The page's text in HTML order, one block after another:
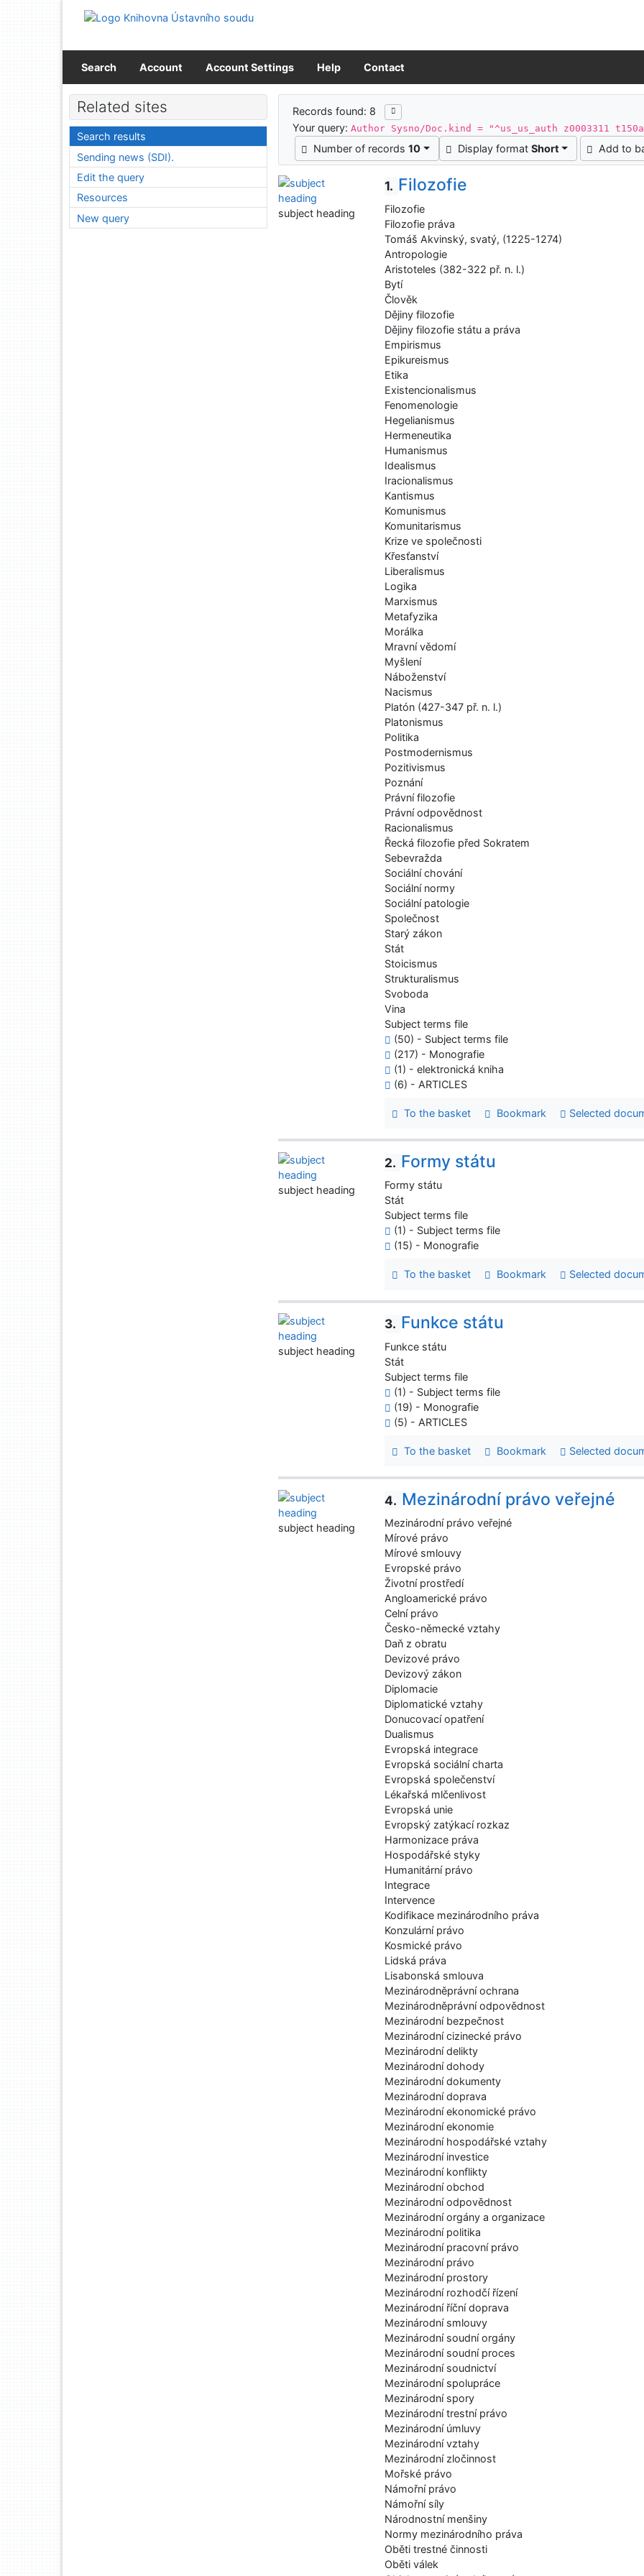
Go to menu
Search Account Account Settings Help Contact
Search results
Records found: 8
Your query:Author Sysno/Doc.kind = "^us_us_auth z0003311
Number of records10 Display format Short Add to
1. Filozofie
Filozofie
Filozofie práva
Tomáš Akvinský, svatý, (1225-1274)
Antropologie
Aristoteles (382-322 př. n. l.)
Bytí
Člověk
Dějiny filozofie
Dějiny filozofie státu a práva
Empirismus
Epikureismus
Etika
Existencionalismus
Fenomenologie
Hegelianismus
Hermeneutika
Humanismus
Idealismus
Iracionalismus
Kantismus
Komunismus
Komunitarismus
Krize ve společnosti
Křesťanství
Liberalismus
Logika
Marxismus
Metafyzika
Morálka
Mravní vědomí
Myšlení
Náboženství
Nacismus
Platón (427-347 př. n. l.)
Platonismus
Politika
Postmodernismus
Pozitivismus
Poznání
Právní filozofie
Právní odpovědnost
Racionalismus
Řecká filozofie před Sokratem
Sebevražda
Sociální chování
Sociální normy
Sociální patologie
Společnost
Starý zákon
Stát
Stoicismus
Strukturalismus
Svoboda
Vina
Subject terms file
(50) - Subject terms file
(217) - Monografie
(1) - elektronická kniha
(6) - ARTICLES
To the basket Bookmark Selected
subject heading
2. Formy státu
Formy státu
Stát
Subject terms file
(1) - Subject terms file
(15) - Monografie
To the basket Bookmark Selected
subject heading
3. Funkce státu
Funkce státu
Stát
Subject terms file
(1) - Subject terms file
(19) - Monografie
(5) - ARTICLES
To the basket Bookmark Selected
subject heading
4. Mezinárodní právo veřejné
Mezinárodní právo veřejné
Mírové právo
Mírové smlouvy
Evropské právo
Životní prostředí
Angloamerické právo
Celní právo
Česko-německé vztahy
Daň z obratu
Devizové právo
Devizový zákon
Diplomacie
Diplomatické vztahy
Donucovací opatření
Dualismus
Evropská integrace
Evropská sociální charta
Evropská společenství
Lékařská mlčenlivost
Evropská unie
Evropský zatýkací rozkaz
Harmonizace práva
Hospodářské styky
Humanitární právo
Integrace
Intervence
Kodifikace mezinárodního práva
Konzulární právo
Kosmické právo
Lidská práva
Lisabonská smlouva
Mezinárodněprávní ochrana
Mezinárodněprávní odpovědnost
Mezinárodní bezpečnost
Mezinárodní cizinecké právo
Mezinárodní delikty
Mezinárodní dohody
Mezinárodní dokumenty
Mezinárodní doprava
Mezinárodní ekonomické právo
Mezinárodní ekonomie
Mezinárodní hospodářské vztahy
Mezinárodní investice
Mezinárodní konflikty
Mezinárodní obchod
Mezinárodní odpovědnost
Mezinárodní orgány a organizace
Mezinárodní politika
Mezinárodní pracovní právo
Mezinárodní právo
Mezinárodní prostory
Mezinárodní rozhodčí řízení
Mezinárodní říční doprava
Mezinárodní smlouvy
Mezinárodní soudní orgány
Mezinárodní soudní proces
Mezinárodní soudnictví
Mezinárodní spolupráce
Mezinárodní spory
Mezinárodní trestní právo
Mezinárodní úmluvy
Mezinárodní vztahy
Mezinárodní zločinnost
Mořské právo
Námořní právo
Námořní síly
Národnostní menšiny
Normy mezinárodního práva
Oběti trestné činnosti
Oběti válek
subject heading
Related sites
Search results
Sending news (SDI).
Edit the query
Resources
New query